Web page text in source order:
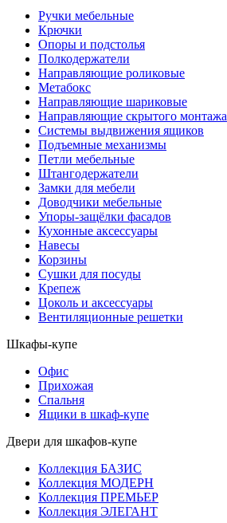
Ручки мебельные
Крючки
Опоры и подстолья
Полкодержатели
Направляющие роликовые
Метабокс
Направляющие шариковые
Направляющие скрытого монтажа
Системы выдвижения ящиков
Подъемные механизмы
Петли мебельные
Штангодержатели
Замки для мебели
Доводчики мебельные
Упоры-защёлки фасадов
Кухонные аксессуары
Навесы
Корзины
Сушки для посуды
Крепеж
Цоколь и аксессуары
Вентиляционные решетки
Шкафы-купе
Офис
Прихожая
Спальня
Ящики в шкаф-купе
Двери для шкафов-купе
Коллекция БАЗИС
Коллекция МОДЕРН
Коллекция ПРЕМЬЕР
Коллекция ЭЛЕГАНТ